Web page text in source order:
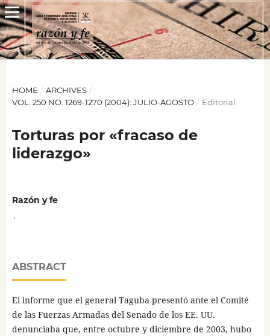
HOME / ARCHIVES /
VOL. 250 NO. 1269-1270 (2004): JULIO-AGOSTO / Editorial
Torturas por «fracaso de
liderazgo»
Razón y fe
ABSTRACT
El informe que el general Taguba presentó ante el Comité
de las Fuerzas Armadas del Senado de los EE. UU.
denunciaba que, entre octubre y diciembre de 2003, hubo